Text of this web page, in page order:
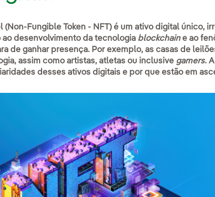
e Serviços
(Non-Fungible Token - NFT) é um ativo digital único,
desenvolvimento da tecnologia blockchain e ao
de ganhar presença. Por exemplo, as casas de
assim como artistas, atletas ou inclusive gamers.
desses ativos digitais e por que estão em